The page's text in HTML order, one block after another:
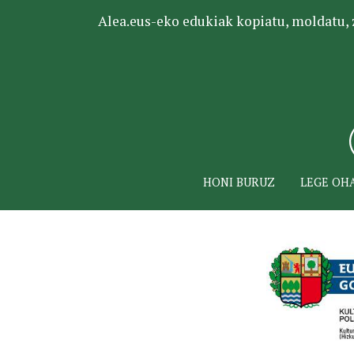
Alea.eus-eko edukiak kopiatu,
HONI BURUZ LEGE